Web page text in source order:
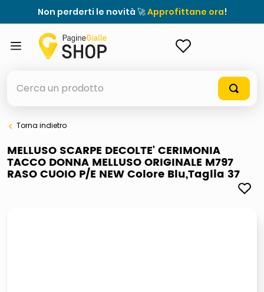
Non perderti le novità 🚀Approfittane ora!
elenchi telefonici
meme
Torna indietro
MELLUSO SCARPE DECOLTE' CERIMONIA
TACCO DONNA MELLUSO ORIGINALE M797
RASO CUOIO P/E NEW Colore Blu,Taglia 37